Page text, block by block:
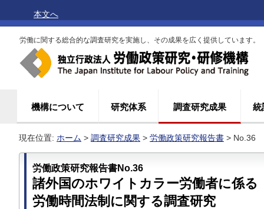
本文へ
労働に関する総合的な調査研究を実施し、その成果を広く提供しています。
機構について 研究体系 調査研究成果 統
現在位置: ホーム > 調査研究成果 > 労働政策研究報告書 > No.36
労働政策研究報告書No.36
諸外国のホワイトカラー労働者に係る
労働時間法制に関する調査研究